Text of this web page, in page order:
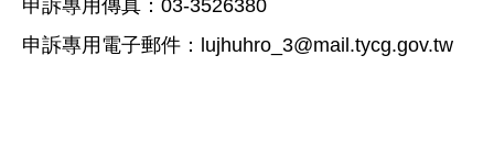
申訴專用傳真： 03-3526380
申訴專用電子郵件： lujhuhro_3@mail.tycg.gov.tw